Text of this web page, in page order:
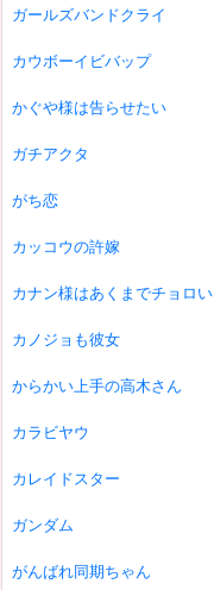
ガールズバンドクライ
カウボーイビバップ
かぐや様は告らせたい
ガチアクタ
がち恋
カッコウの許嫁
カナン様はあくまでチョロい
カノジョも彼女
からかい上手の高木さん
カラビヤウ
カレイドスター
ガンダム
がんばれ同期ちゃん